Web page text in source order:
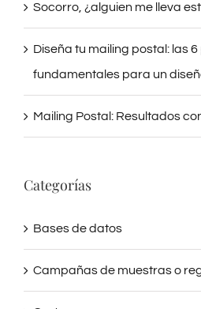
Socorro, ¿alguien me lleva
Diseña tu mailing postal: las
fundamentales para un
Mailing Postal: Resultados
Categorías
Bases de datos
Campañas de muestras o